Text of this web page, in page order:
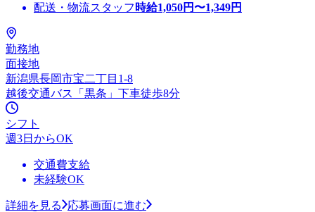
配送・物流スタッフ 時給1,050円〜1,349円
勤務地
面接地
新潟県長岡市宝二丁目1-8
越後交通バス「黒条」下車徒歩8分
シフト
週3日からOK
交通費支給
未経験OK
詳細を見る 応募画面に進む